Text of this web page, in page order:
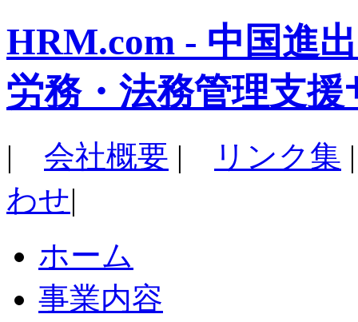
HRM.com - 中国進
労務・法務管理支援
| 会社概要 | リンク集
わせ|
ホーム
事業内容